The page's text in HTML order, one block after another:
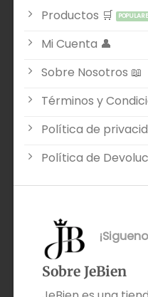
Productos 🛒
Mi Cuenta 👤
Sobre Nosotros 📖
Términos y
Política de
Política de
Sobre JeBien